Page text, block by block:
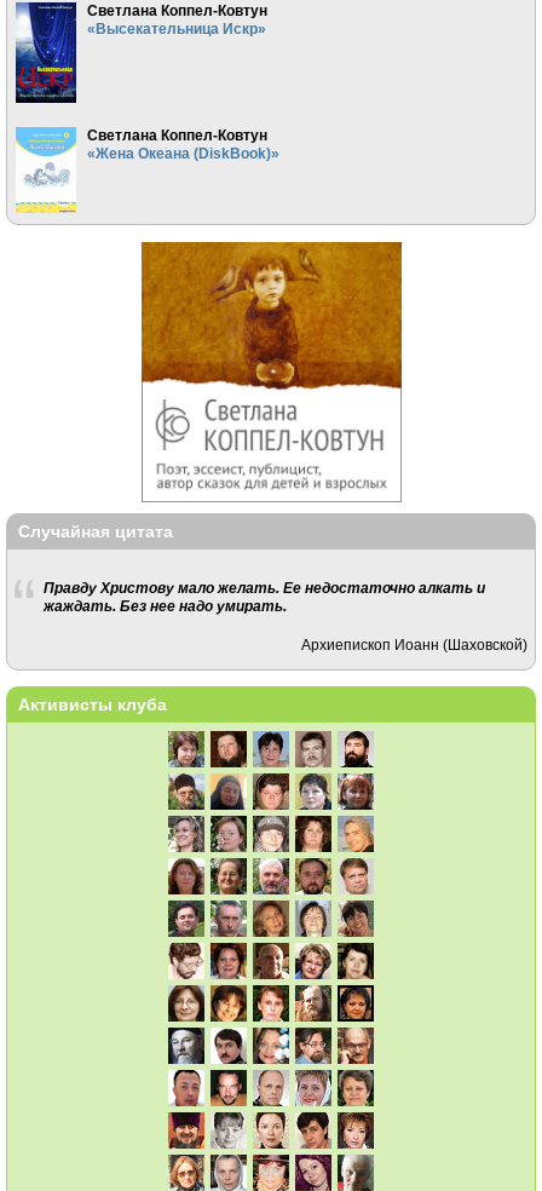
Светлана Коппел-Ковтун
«Высекательница Искр»
Светлана Коппел-Ковтун
«Жена Океана (DiskBook)»
Случайная цитата
Правду Христову мало желать. Ее недостаточно алкать и
жаждать. Без нее надо умирать.
Архиепископ Иоанн (Шаховской)
Активисты клуба